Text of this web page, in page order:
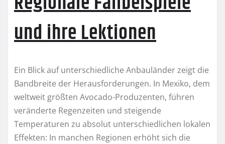
und ihre Lektionen
Ein Blick auf unterschiedliche Anbauländer zeigt die
Bandbreite der Herausforderungen. In Mexiko, dem
weltweit größten Avocado-Produzenten, führen
veränderte Regenzeiten und steigende
Temperaturen zu absolut unterschiedlichen lokalen
Effekten: In manchen Regionen erhöht sich die